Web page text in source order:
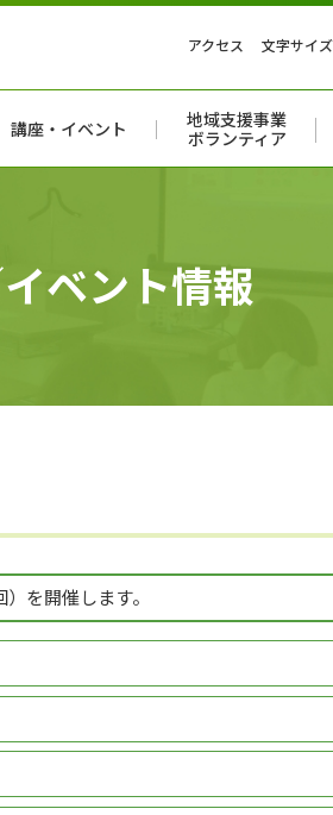
アクセス 文字サイズ
講座・イベント
地域支援事業
ボランティア
ベント情報
を開催します。